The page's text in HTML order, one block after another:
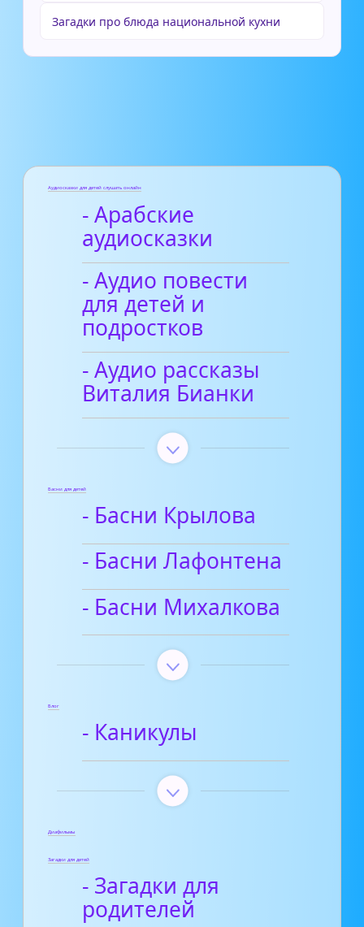
Загадки про блюда национальной кухни
Аудиосказки для детей слушать онлайн
- Арабские
аудиосказки
- Аудио повести
для детей и
подростков
- Аудио рассказы
Виталия Бианки
Басни для детей
- Басни Крылова
- Басни Лафонтена
- Басни Михалкова
Блог
- Каникулы
Диафильмы
Загадки для детей
- Загадки для
родителей